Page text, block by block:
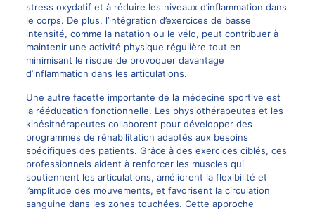
stress oxydatif et à réduire les niveaux d’inflammation dans
le corps. De plus, l’intégration d’exercices de basse
intensité, comme la natation ou le vélo, peut contribuer à
maintenir une activité physique régulière tout en
minimisant le risque de provoquer davantage
d’inflammation dans les articulations.
Une autre facette importante de la médecine sportive est
la rééducation fonctionnelle. Les physiothérapeutes et les
kinésithérapeutes collaborent pour développer des
programmes de réhabilitation adaptés aux besoins
spécifiques des patients. Grâce à des exercices ciblés, ces
professionnels aident à renforcer les muscles qui
soutiennent les articulations, améliorent la flexibilité et
l’amplitude des mouvements, et favorisent la circulation
sanguine dans les zones touchées. Cette approche